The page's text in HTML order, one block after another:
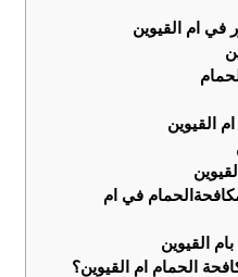
ام القيوين
القيوين
في ام
القيوين
الحمام ام القيوين؟